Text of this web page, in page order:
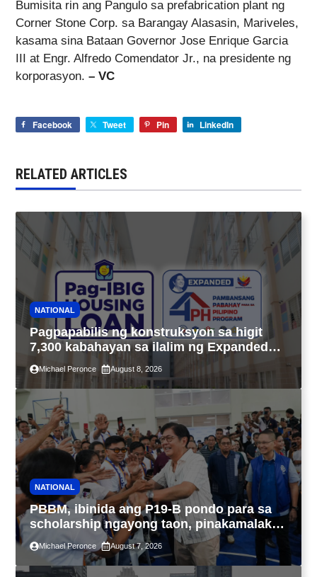
Bumisita rin ang Pangulo sa prefabrication plant ng
Corner Stone Corp. sa Barangay Alasasin, Mariveles,
kasama sina Bataan Governor Jose Enrique Garcia
III at Engr. Alfredo Comendator Jr., na presidente ng
korporasyon. – VC
Facebook Tweet Pin LinkedIn
RELATED ARTICLES
NATIONAL
Pagpapabilis ng konstruksyon sa higit
7,300 kabahayan sa ilalim ng Expanded
4PH, posible na sa pagtutulungan ng Pag-
IBIG at P.A. Alvarez
Michael Peronce August 8, 2026
NATIONAL
PBBM, ibinida ang P19-B pondo para sa
scholarship ngayong taon, pinakamalaki
sa kasaysayan ng TESDA
Michael Peronce August 7, 2026